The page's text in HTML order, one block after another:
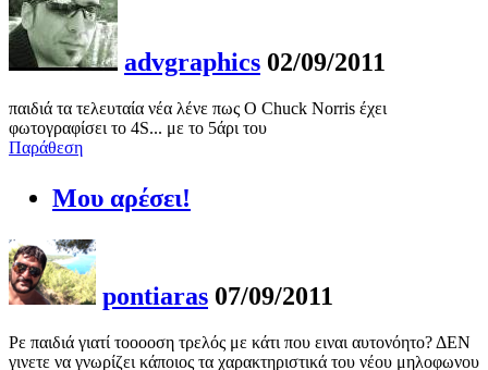
advgraphics 02/09/2011
παιδιά τα τελευταία νέα λένε πως Ο Chuck Norris έχει
φωτογραφίσει το 4S... με το 5άρι του
Παράθεση
Μου αρέσει!
pontiaras 07/09/2011
Ρε παιδιά γιατί τοοοοση τρελός με κάτι που ειναι αυτονόητο? ΔΕΝ
γινετε να γνωρίζει κάποιος τα χαρακτηριστικά του νέου μηλοφωνου